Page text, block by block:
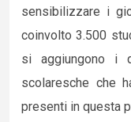
sensibilizzare i
coinvolto 3.500
si aggiungono i
scolaresche che
presenti in questa